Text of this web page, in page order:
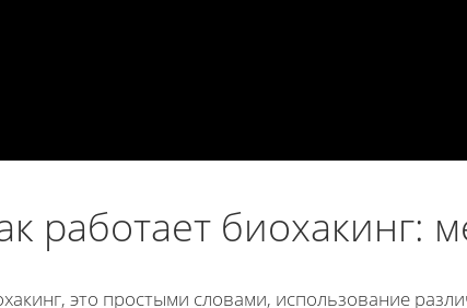
работает биохакинг:
это простыми словами, использование